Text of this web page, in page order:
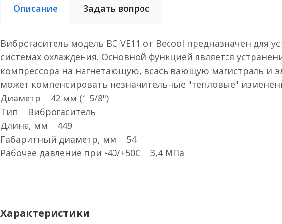
Описание Задать вопрос
Виброгаситель модель BC-VE11 от Becool предназначен для
системах охлаждения. Основной функцией является
компрессора на нагнетающую, всасывающую магистраль и
может компенсировать незначительные "тепловые"
Диаметр 42 мм (1 5/8")
Тип Виброгаситель
Длина, мм 449
Габаритный диаметр, мм 54
Рабочее давление при -40/+50С 3,4 МПа
Характеристики